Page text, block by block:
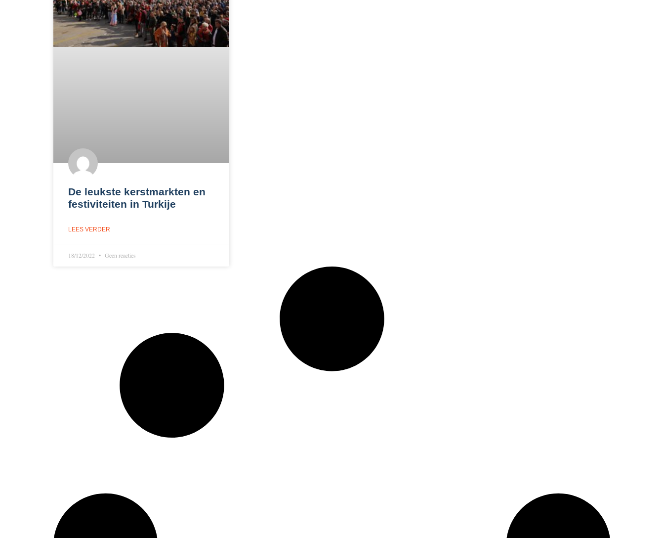
De leukste kerstmarkten en
festiviteiten in Turkije
LEES VERDER
18/12/2022 Geen reacties